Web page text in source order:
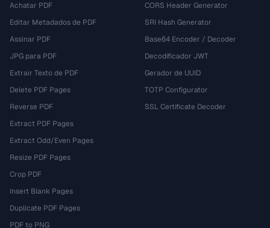
Achatar PDF
Editar Metadados de PDF
Assinar PDF
JPG para PDF
Extrair Texto de PDF
Delete PDF Pages
Reverse PDF
Extract PDF Pages
Extract Odd/Even Pages
Resize PDF Pages
Crop PDF
Insert Blank Pages
Duplicate PDF Pages
PDF to PNG
CORS Header Generator
SRI Hash Generator
Base64 Encoder / Decoder
Decodificador JWT
Gerador de UUID
TOTP Configurator
SSL Certificate Decoder